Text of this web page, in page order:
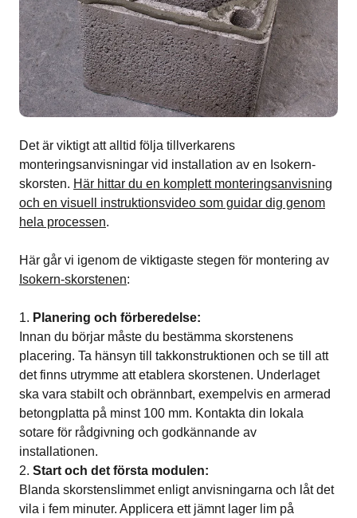
Det är viktigt att alltid följa tillverkarens
monteringsanvisningar vid installation av en Isokern-
skorsten. Här hittar du en komplett monteringsanvisning
och en visuell instruktionsvideo som guidar dig genom
hela processen.
Här går vi igenom de viktigaste stegen för montering av
Isokern-skorstenen:
Planering och förberedelse:
Innan du börjar måste du bestämma skorstenens
placering. Ta hänsyn till takkonstruktionen och se till att
det finns utrymme att etablera skorstenen. Underlaget
ska vara stabilt och obrännbart, exempelvis en armerad
betongplatta på minst 100 mm. Kontakta din lokala
sotare för rådgivning och godkännande av
installationen.
Start och det första modulen:
Blanda skorstenslimmet enligt anvisningarna och låt det
vila i fem minuter. Applicera ett jämnt lager lim på